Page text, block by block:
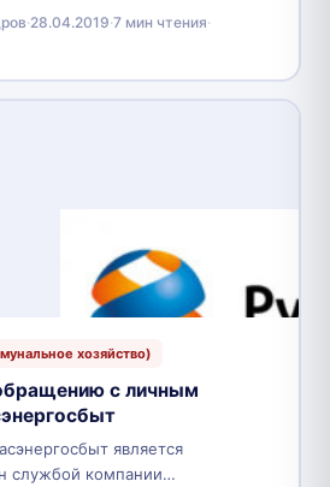
осуществляется
персонифицированных
·28.04.2019·7 мин чтения·
хозяйство)
с личным
является
службой компании